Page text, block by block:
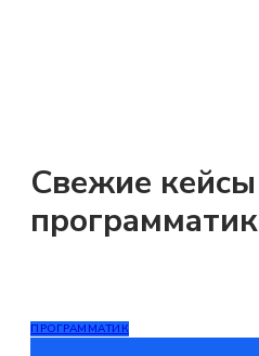
Свежие кейсы
программатик
ПРОГРАММАТИК